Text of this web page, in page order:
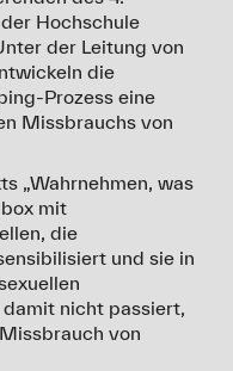
Hochschule
der Leitung von
die
Prozess eine
Missbrauchs von
„Wahrnehmen, was
mit
die
und sie in
nicht passiert,
von